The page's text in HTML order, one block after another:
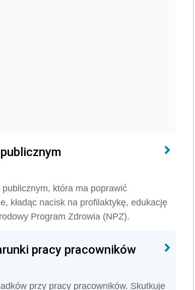
która ma poprawić
kładąc nacisk na profilaktykę, edukację
Program Zdrowia (NPZ).
pracy pracowników
przy pracy pracowników. Skutkuje